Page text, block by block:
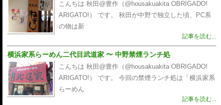
こんちは 秋田@豊作（@housakuakita‎ OBRIGADO!
ARIGATO!） です。 秋田が中野で独立した頃、PC系
の物は新
記事を読む...
横浜家系らーめん二代目武道家 〜 中野禁煙ランチ処
こんちは 秋田@豊作（@housakuakita‎ OBRIGADO!
ARIGATO!） です。 今回の禁煙ランチ処は「横浜家系
らーめん
記事を読む...